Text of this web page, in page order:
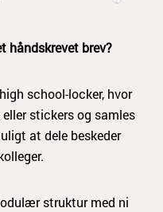
håndskrevet brev?
school-locker, hvor
stickers og samles
at dele beskeder
struktur med ni